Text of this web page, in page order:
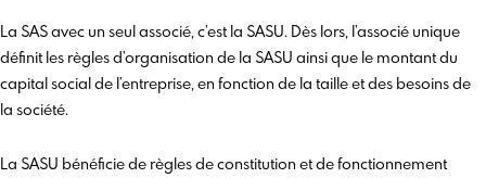
La SAS avec un seul associé, c’est la SASU. Dès lors, l’associé unique
définit les règles d’organisation de la SASU ainsi que le montant du
capital social de l’entreprise, en fonction de la taille et des besoins de
la société.
La SASU bénéficie de règles de constitution et de fonctionnement